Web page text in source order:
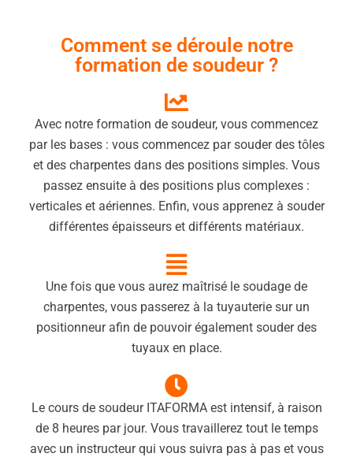
Comment se déroule notre
formation de soudeur ?
Avec notre formation de soudeur, vous commencez
par les bases : vous commencez par souder des tôles
et des charpentes dans des positions simples. Vous
passez ensuite à des positions plus complexes :
verticales et aériennes. Enfin, vous apprenez à souder
différentes épaisseurs et différents matériaux.
Une fois que vous aurez maîtrisé le soudage de
charpentes, vous passerez à la tuyauterie sur un
positionneur afin de pouvoir également souder des
tuyaux en place.
Le cours de soudeur ITAFORMA est intensif, à raison
de 8 heures par jour. Vous travaillerez tout le temps
avec un instructeur qui vous suivra pas à pas et vous